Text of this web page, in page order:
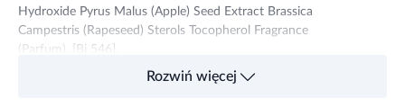
Hydroxide Pyrus Malus (Apple) Seed Extract Brassica
Campestris (Rapeseed) Sterols Tocopherol Fragrance
(Parfum). [Bi 546].
Rozwiń więcej